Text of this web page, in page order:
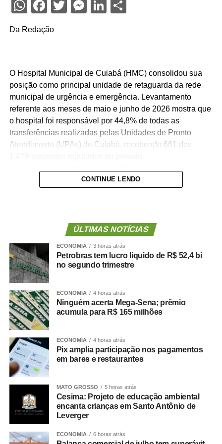
WhatsApp
Facebook
TwitterMessenger
LinkedIn
Da Redação
O Hospital Municipal de Cuiabá (HMC) consolidou sua
posição como principal unidade de retaguarda da rede
municipal de urgência e emergência. Levantamento
referente aos meses de maio e junho de 2026 mostra que
o hospital foi responsável por 44,8% de todas as
transferências realizadas pelas Unidades de Pronto
Atendimento (UPAs) de Cuiabá, recebendo 661 dos
organização da assistência hospitalar. Sozinho, o HMC
de pacientes e desafogar as UPAs.
destacou que os resultados refletem o fortalecimento da
rede pública de saúde.
“Os números demonstram que o Hospital Municipal de
nossa rede de urgência e emergência. Ser responsável
por praticamente metade das transferências das UPAs
significa garantir acesso mais rápido à internação,
um cuidado mais resolutivo à população. Nosso
compromisso é continuar fortalecendo a rede municipal
com planejamento, investimentos e ampliação da
Liderança nas internações em enfermaria
O desempenho do HMC torna-se ainda mais expressivo
quando analisadas apenas as internações em
enfermaria. Nos dois meses avaliados, a unidade
recebeu 638 pacientes — 335 em maio e 303 em junho
CONTINUE LENDO
ÚLTIMAS NOTÍCIAS
ECONOMIA 3 horas atrás
Petrobras tem lucro líquido de R$ 52,4 bi
no segundo trimestre
ECONOMIA 4 horas atrás
Ninguém acerta Mega-Sena; prêmio
acumula para R$ 165 milhões
ECONOMIA 4 horas atrás
Pix amplia participação nos pagamentos
em bares e restaurantes
MATO GROSSO 5 horas atrás
Cesima: Projeto de educação ambiental
encanta crianças em Santo Antônio de
Leverger
ECONOMIA 6 horas atrás